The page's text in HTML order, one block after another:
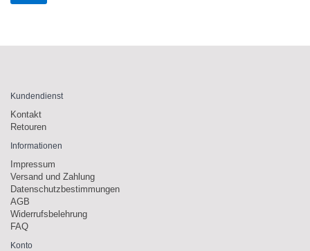
Kundendienst
Kontakt
Retouren
Informationen
Impressum
Versand und Zahlung
Datenschutzbestimmungen
AGB
Widerrufsbelehrung
FAQ
Konto